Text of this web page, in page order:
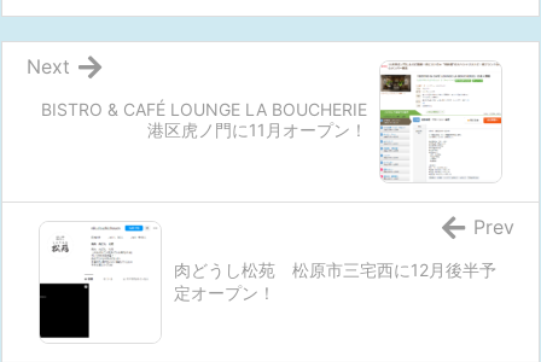
BISTRO & CAFÉ LOUNGE LA BOUCHERIE
港区虎ノ門に11月オープン！
Next
肉どうし松苑 松原市三宅西に12月後半予
定オープン！
Prev